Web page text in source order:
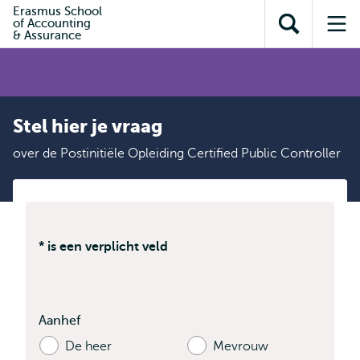
inhoud
Direct naar
subnavigatie
Erasmus School
of Accounting
& Assurance
Toon
zoekveld
Stel hier je vraag
over de Postinitiële Opleiding Certified Public Controller
* is een verplicht veld
Aanhef
De heer
Mevrouw